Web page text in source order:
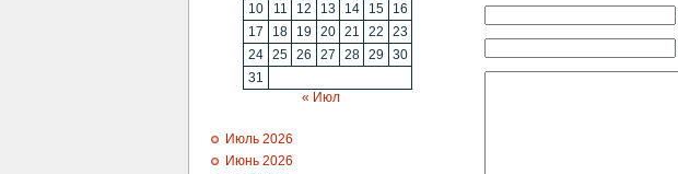
10
11 12 13 14 15
16
17
18 19 20 21 22
23
24 25 26 27 28 29
30
31
« Июл
Июль 2026
Июнь 2026